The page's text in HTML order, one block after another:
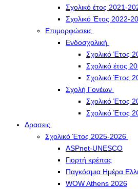
Σχολικό έτος 2021-
Σχολικό Έτος 2022-
Επιμορφώσεις
Ενδοσχολική
Σχολικό Έτος
Σχολικό έτος
Σχολικό Έτος
Σχολή Γονέων
Σχολικό Έτος
Σχολικό Έτος
Δρασεις
Σχολικό Έτος 2025-2026
ASPnet-UNESCO
Γιορτή κρέπας
Παγκόσμια Ημέρα
WOW Athens 2026